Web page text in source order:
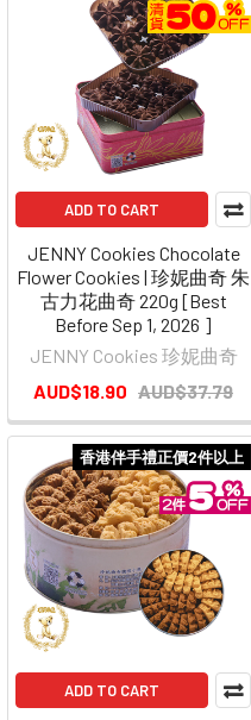
ADD TO CART
JENNY Cookies Chocolate
Flower Cookies | 珍妮曲奇 朱
古力花曲奇 220g [Best
Before Sep 1, 2026 ]
JENNY Cookies 珍妮曲奇
AUD$18.90 AUD$37.79
香港伴手禮正價2件以上
ADD TO CART